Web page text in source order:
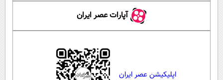
آپارات عصر ایران
اپلیکیشن عصر ایران